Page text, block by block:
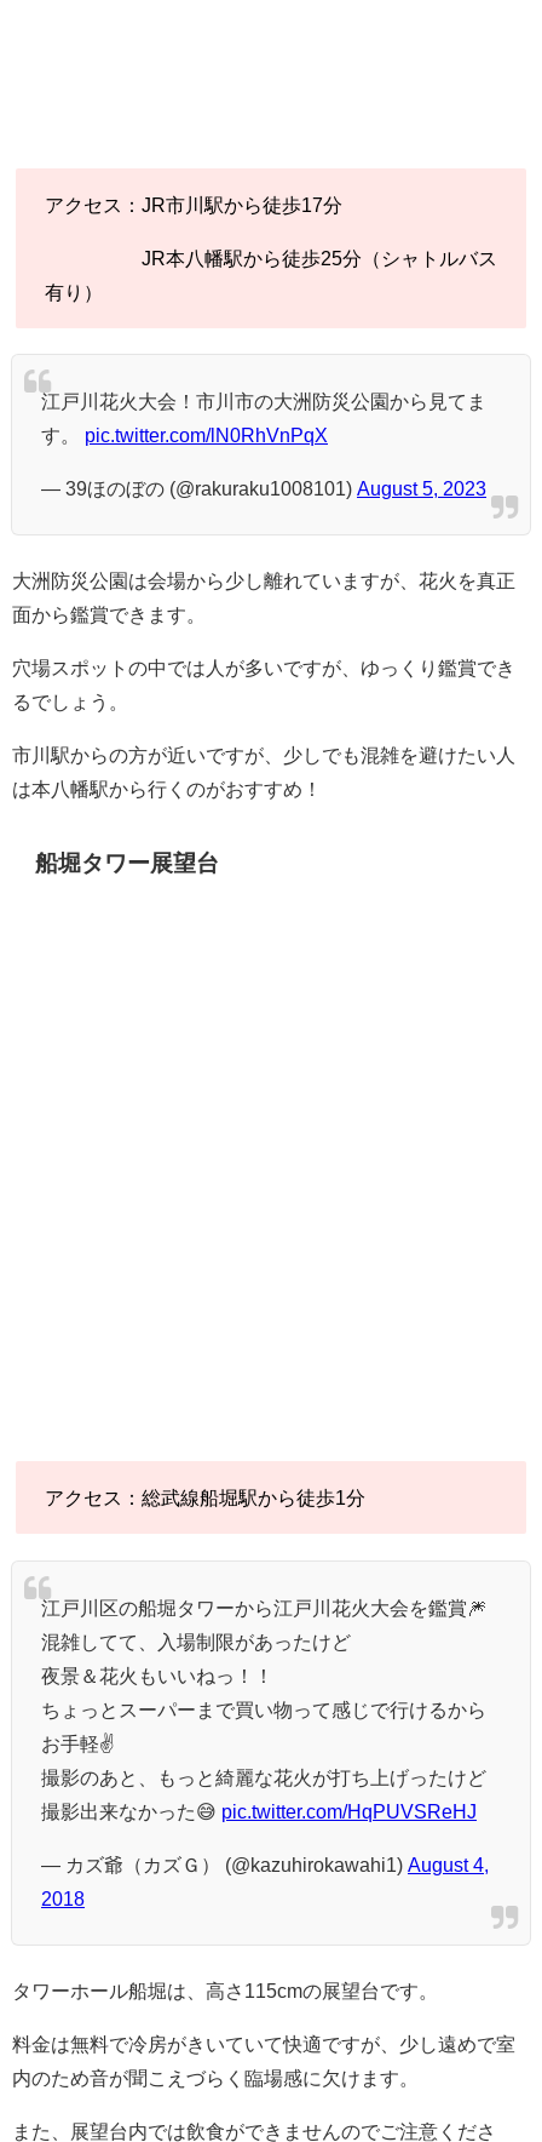
アクセス：JR市川駅から徒歩17分
JR本八幡駅から徒歩25分（シャトルバス
有り）
江戸川花火大会！市川市の大洲防災公園から見てま
す。 pic.twitter.com/lN0RhVnPqX
— 39ほのぼの (@rakuraku1008101) August 5, 2023
大洲防災公園は会場から少し離れていますが、花火を真正
面から鑑賞できます。
穴場スポットの中では人が多いですが、ゆっくり鑑賞でき
るでしょう。
市川駅からの方が近いですが、少しでも混雑を避けたい人
は本八幡駅から行くのがおすすめ！
船堀タワー展望台
アクセス：総武線船堀駅から徒歩1分
江戸川区の船堀タワーから江戸川花火大会を鑑賞🎆
混雑してて、入場制限があったけど
夜景＆花火もいいねっ！！
ちょっとスーパーまで買い物って感じで行けるから
お手軽✌️
撮影のあと、もっと綺麗な花火が打ち上げったけど
撮影出来なかった😅 pic.twitter.com/HqPUVSReHJ
— カズ爺（カズＧ） (@kazuhirokawahi1) August 4,
2018
タワーホール船堀は、高さ115cmの展望台です。
料金は無料で冷房がきいていて快適ですが、少し遠めで室
内のため音が聞こえづらく臨場感に欠けます。
また、展望台内では飲食ができませんのでご注意くださ